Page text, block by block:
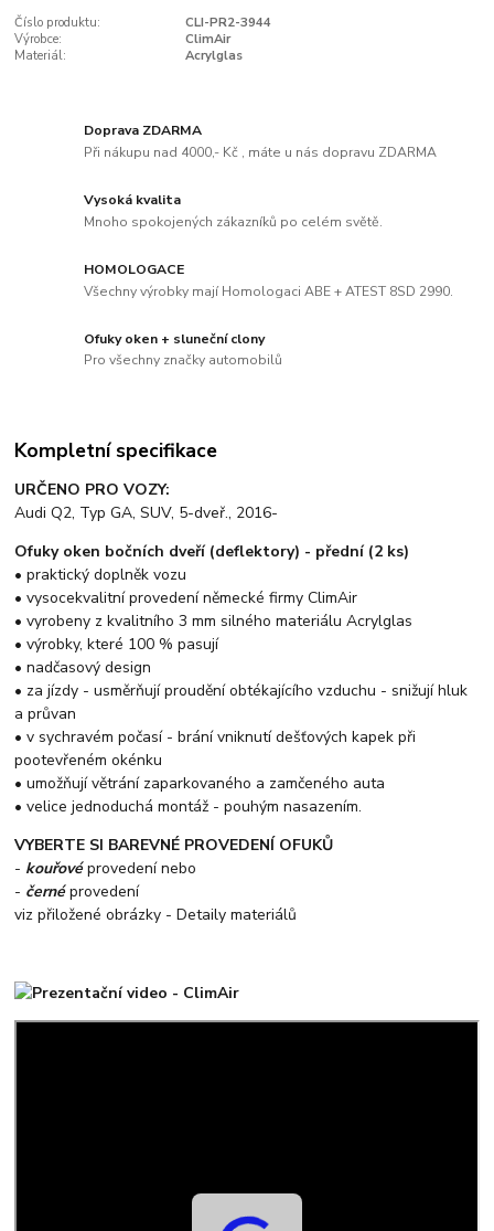
Číslo produktu:
CLI-PR2-3944
Výrobce:
ClimAir
Materiál:
Acrylglas
Doprava ZDARMA
Při nákupu nad 4000,- Kč , máte u nás dopravu ZDARMA
Vysoká kvalita
Mnoho spokojených zákazníků po celém světě.
HOMOLOGACE
Všechny výrobky mají Homologaci ABE + ATEST 8SD 2990.
Ofuky oken + sluneční clony
Pro všechny značky automobilů
Kompletní specifikace
URČENO PRO VOZY:
Audi Q2, Typ GA, SUV, 5-dveř., 2016-
Ofuky oken bočních dveří (deflektory) - přední (2 ks)
• praktický doplněk vozu
• vysocekvalitní provedení německé firmy ClimAir
• vyrobeny z kvalitního 3 mm silného materiálu Acrylglas
• výrobky, které 100 % pasují
• nadčasový design
• za jízdy - usměrňují proudění obtékajícího vzduchu - snižují hluk
a průvan
• v sychravém počasí - brání vniknutí dešťových kapek při
pootevřeném okénku
• umožňují větrání zaparkovaného a zamčeného auta
• velice jednoduchá montáž - pouhým nasazením.
VYBERTE SI BAREVNÉ PROVEDENÍ OFUKŮ
- kouřovéprovedení nebo
- černéprovedení
viz přiložené obrázky - Detaily materiálů